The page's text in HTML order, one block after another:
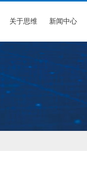
关于思维 新闻中心